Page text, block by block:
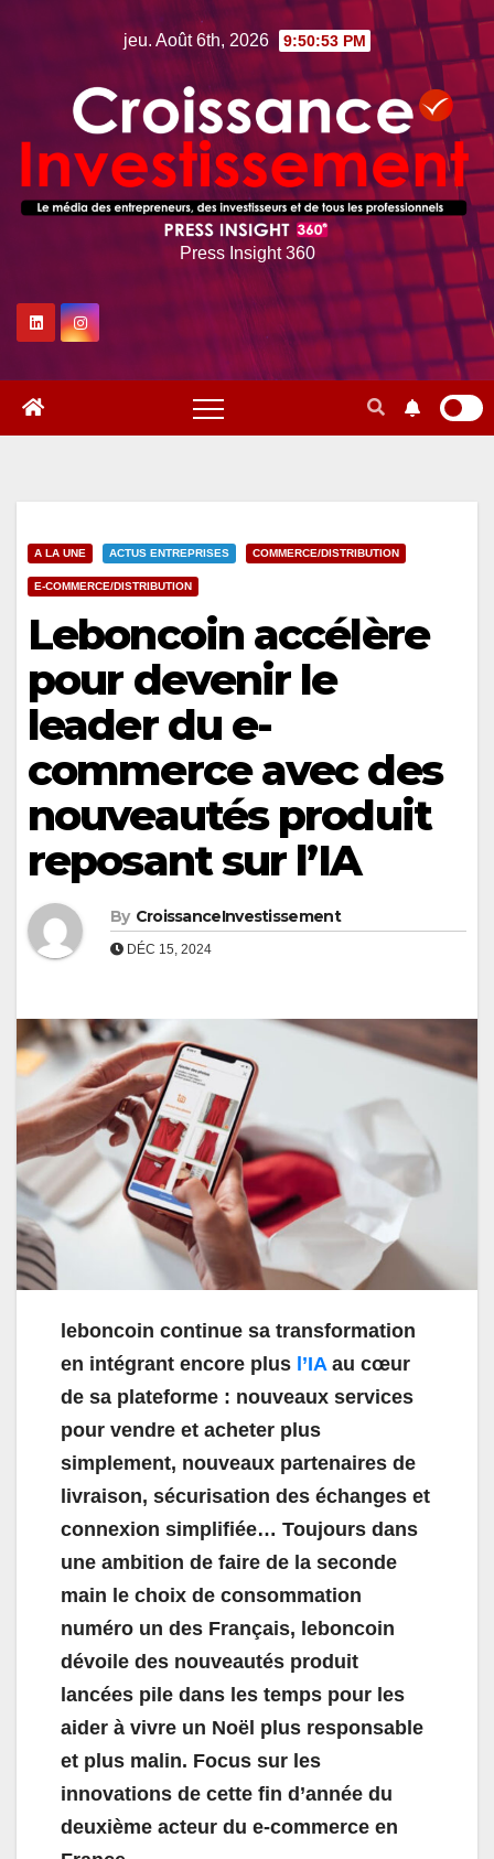
jeu. Août 6th, 2026 9:50:54 PM
Press Insight 360
A LA UNE ACTUS ENTREPRISES COMMERCE/DISTRIBUTION
E-COMMERCE/DISTRIBUTION
Leboncoin accélère
pour devenir le
leader du e-
commerce avec des
nouveautés produit
reposant sur l’IA
By CroissanceInvestissement
DÉC 15, 2024
leboncoin continue sa transformation
en intégrant encore plus l’IAau cœur
de sa plateforme : nouveaux services
pour vendre et acheter plus
simplement, nouveaux partenaires de
livraison, sécurisation des échanges et
connexion simplifiée… Toujours dans
une ambition de faire de la seconde
main le choix de consommation
numéro un des Français, leboncoin
dévoile des nouveautés produit
lancées pile dans les temps pour les
aider à vivre un Noël plus responsable
et plus malin. Focus sur les
innovations de cette fin d’année du
deuxième acteur du e-commerce en